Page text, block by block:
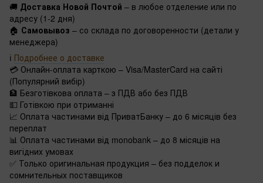
🚚 Доставка Новой Почтой – в любое отделение или по
адресу (1-2 дня)
🏠 Самовывоз – со склада по договоренности (детали у
менеджера)
ℹ️ Подробнее о доставке
💳 Онлайн-оплата карткою – Visa/MasterCard на сайті
(Популярний вибір)
🏦 Безготівкова оплата – з ПДВ або без ПДВ
💵 Готівкою при отриманні
📈 Оплата частинами від ПриватБанку – до 6 місяців без
переплат
📊 Оплата частинами від monobank – до 8 місяців на
вигідних умовах
✅ Только оригинальная продукция – без подделок и
сомнительных поставщиков